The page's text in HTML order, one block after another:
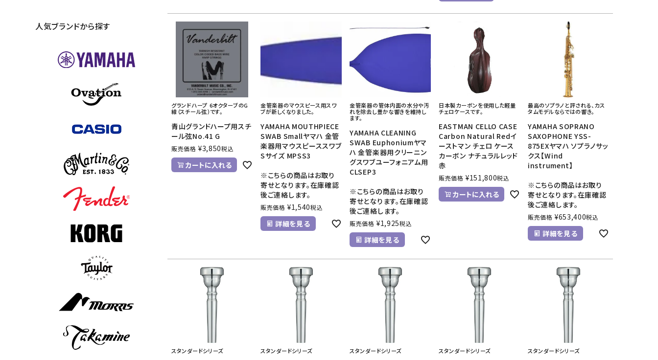
人気ブランドから探す
グランドハープ 6オクターブのG
線（スチール弦）です。
青山グランドハープ用スチ
ール弦No.41 G
販売価格 ¥3,850税込
カートに入れる
金管楽器のマウスピース用スワ
ブが新しくなりました。
YAMAHA MOUTHPIECE
SWAB Smallヤマハ 金管
楽器用マウスピーススワブ
Sサイズ MPSS3
※こちらの商品はお取り
寄せとなります。在庫確認
後ご連絡します。
販売価格 ¥1,540税込
詳細を見る
金管楽器の管体内面の水分や汚
れを除去し豊かな響きを維持し
ます。
YAMAHA CLEANING
SWAB Euphoniumヤマ
ハ 金管楽器用クリーニン
グスワブユーフォニアム用
CLSEP3
※こちらの商品はお取り
寄せとなります。在庫確認
後ご連絡します。
販売価格 ¥1,925税込
詳細を見る
日本製カーボンを使用した軽量
チェロケースです。
EASTMAN CELLO CASE
Carbon Natural Redイ
ーストマン チェロ ケース
カーボン ナチュラルレッド
赤
販売価格 ¥151,800税込
カートに入れる
最高のソプラノと評される、カス
タムモデルならではの響き。
YAMAHA SOPRANO
SAXOPHONE YSS-
875EXヤマハ ソプラノサッ
クス【Wind
instrument】
※こちらの商品はお取り
寄せとなります。在庫確認
後ご連絡します。
販売価格 ¥653,400税込
詳細を見る
スタンダードシリーズ スタンダードシリーズ スタンダードシリーズ スタンダードシリーズ スタンダードシリーズ